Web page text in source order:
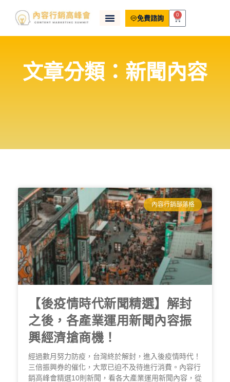
免費諮詢 0
文章分類：新聞內容
內容行銷部落格
【後疫情時代新聞精選】解封
之後，各產業運用新聞內容振
興經濟搶商機！
經過數月努力防疫，台灣終於解封，進入後疫情時代！
三倍振興券的催化，大眾已迫不及待進行消費。內容行
銷高峰會精選10則新聞，看各大產業運用新聞內容，從